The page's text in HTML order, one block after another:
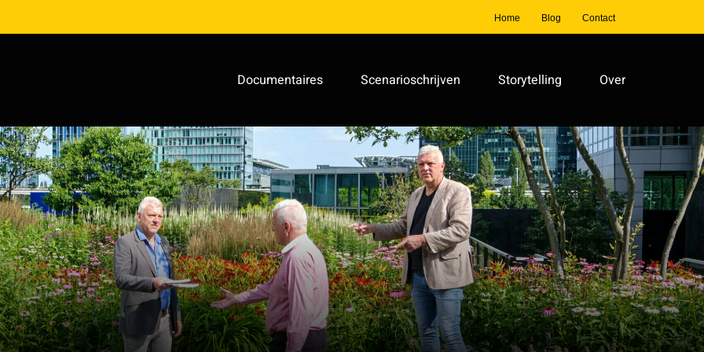
Home Blog Contact
Documentaires Scenarioschrijven Storytelling Over